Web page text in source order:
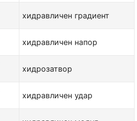
хидравличен градиент
хидравличен напор
хидрозатвор
хидравличен удар